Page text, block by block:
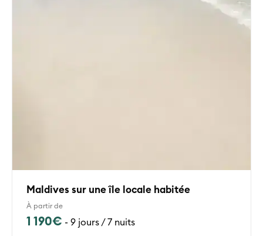
Maldives sur une île locale habitée
À partir de
1 190€ - 9 jours / 7 nuits